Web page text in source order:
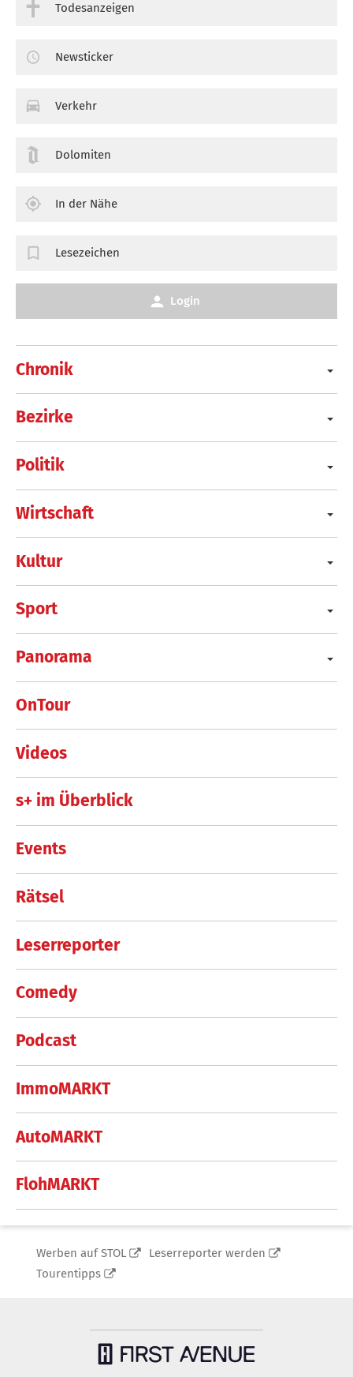
Chronik
Bezirke
Politik
Wirtschaft
Kultur
Sport
Panorama
OnTour
Videos
s+ im Überblick
Events
Rätsel
Leserreporter
Comedy
Podcast
ImmoMARKT
AutoMARKT
FlohMARKT
Todesanzeigen
Newsticker
Verkehr
Dolomiten
In der Nähe
Lesezeichen
Login
Werben auf STOL
Leserreporter werden
Tourentipps